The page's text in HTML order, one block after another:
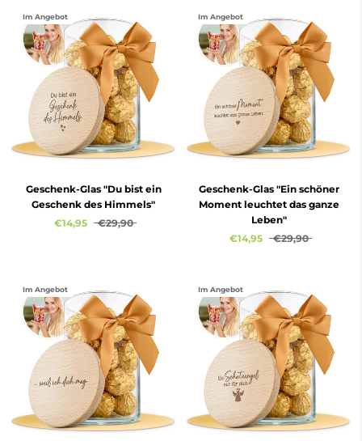
Im Angebot
Geschenk-Glas "Du bist ein
Geschenk des Himmels"
€14,95
€29,90
Im Angebot
Geschenk-Glas "Ein schöner
Moment leuchtet das ganze
Leben"
€14,95
€29,90
Im Angebot Im Angebot